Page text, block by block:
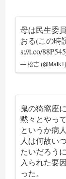
母は民生委
おる(この時
s://t.co/
— 松吉
鬼の猗窩座
黙々とやっ
というか病
人は何故い
たいだろう
入られた要
った。